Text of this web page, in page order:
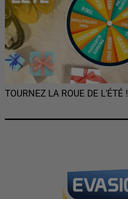
TOURNEZ LA ROUE DE L'ÉTÉ !